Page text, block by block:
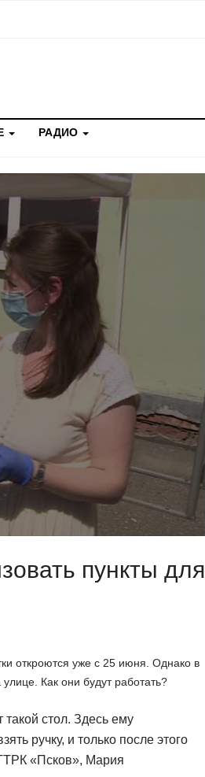
РАДИО
пункты для
откроются уже с 25 июня. Однако в
Как они будут работать?
такой стол. Здесь ему
ручку, и только после этого
«Псков», Мария